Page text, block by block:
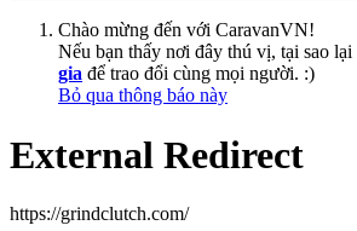
Chào mừng đến với CaravanVN!
Nếu bạn thấy nơi đây thú vị, tại sao
gia để trao đổi cùng mọi người. :)
Bỏ qua thông báo này
External Redirect
https://grindclutch.com/